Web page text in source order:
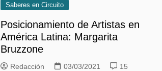
Saberes en Circuito
Posicionamiento de Artistas en
América Latina: Margarita
Bruzzone
Redacción 03/03/2021 15